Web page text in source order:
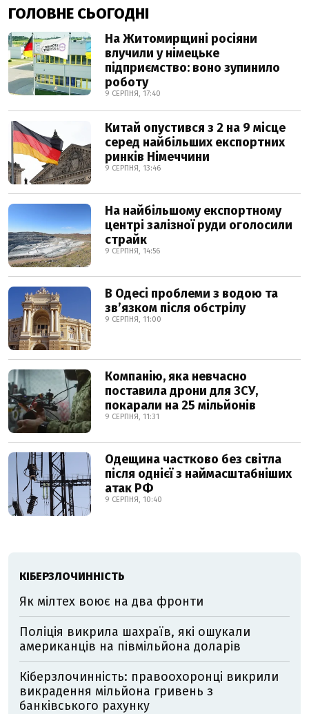
ГОЛОВНЕ СЬОГОДНІ
На Житомирщині росіяни
влучили у німецьке
підприємство: воно зупинило
роботу
9 СЕРПНЯ, 17:40
Китай опустився з 2 на 9 місце
серед найбільших експортних
ринків Німеччини
9 СЕРПНЯ, 13:46
На найбільшому експортному
центрі залізної руди оголосили
страйк
9 СЕРПНЯ, 14:56
В Одесі проблеми з водою та
звʼязком після обстрілу
9 СЕРПНЯ, 11:00
Компанію, яка невчасно
поставила дрони для ЗСУ,
покарали на 25 мільйонів
9 СЕРПНЯ, 11:31
Одещина частково без світла
після однієї з наймасштабніших
атак РФ
9 СЕРПНЯ, 10:40
КІБЕРЗЛОЧИННІСТЬ
Як мілтех воює на два фронти
Поліція викрила шахраїв, які ошукали
американців на півмільйона доларів
Кіберзлочинність: правоохоронці викрили
викрадення мільйона гривень з
банківського рахунку